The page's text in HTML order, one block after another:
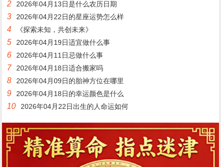
2 2026年04月13日是什么农历日期
3 2026年04月22日的星座运势怎么样
4 《探索未知，共创未来》
5 2026年04月19日适宜做什么事
6 2026年04月11日忌做什么事
7 2026年04月18日适合搬家吗
8 2026年04月09日的胎神方位在哪里
9 2026年04月18日的幸运颜色是什么
10 2026年04月22日出生的人命运如何